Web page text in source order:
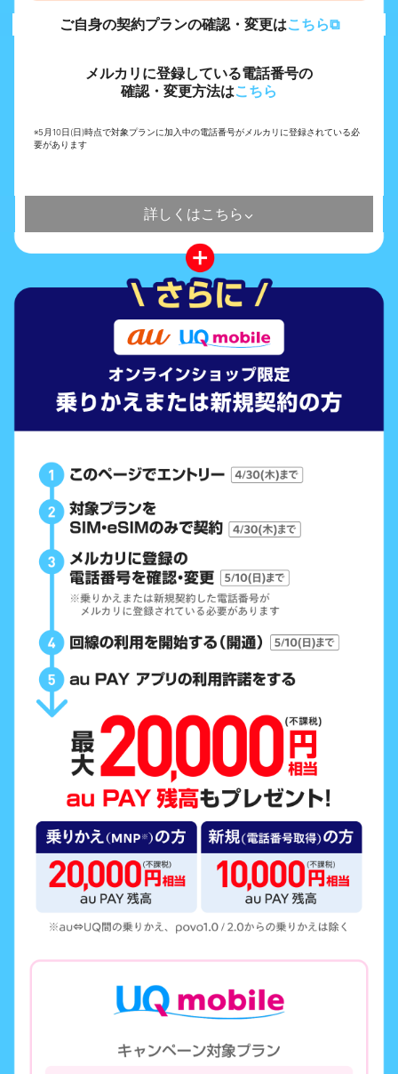
ご自身の契約プランの確認・変更はこちら⧉
メルカリに登録している電話番号の
確認・変更方法はこちら
※5月10日(日)時点で対象プランに加入中の電話番号がメルカリに登録されている必
要があります
詳しくはこちら ⌃